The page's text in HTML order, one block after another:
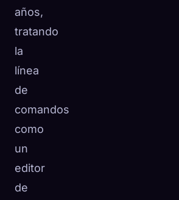
años,
tratando
la
línea
de
comandos
como
un
editor
de